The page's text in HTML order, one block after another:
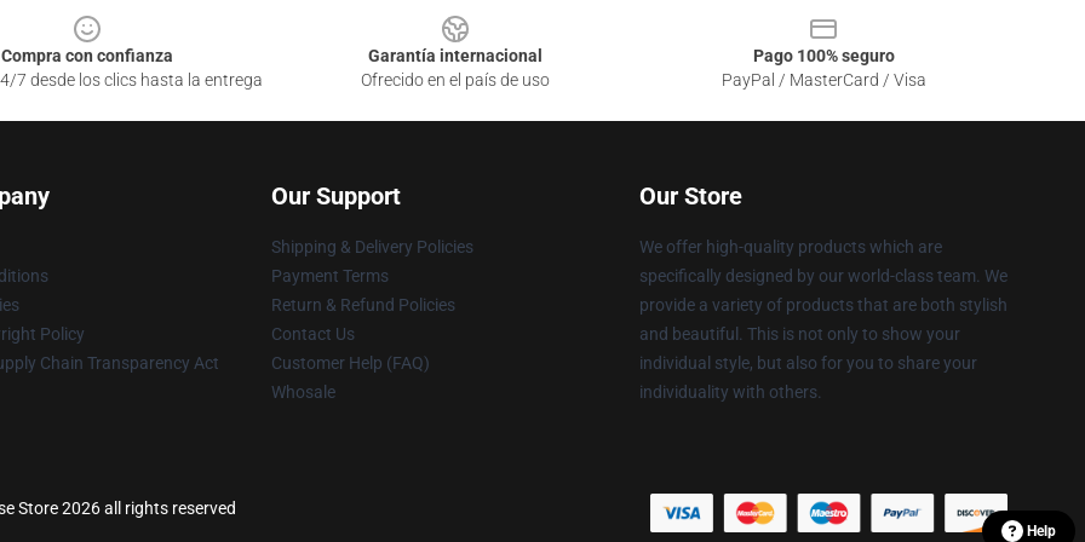
Compra con confianza
7 desde los clics hasta la entrega
Garantía internacional
Ofrecido en el país de uso
Pago 100% seguro
PayPal / MasterCard / Visa
Policy
Chain Transparency Act
Our Support
Shipping & Delivery Policies
Payment Terms
Return & Refund Policies
Contact Us
Customer Help (FAQ)
Whosale
Our Store
We offer high-quality products which are
specifically designed by our world-class team. We
provide a variety of products that are both stylish
and beautiful. This is not only to show your
individual style, but also for you to share your
individuality with others.
Store 2026 all rights reserved
Help